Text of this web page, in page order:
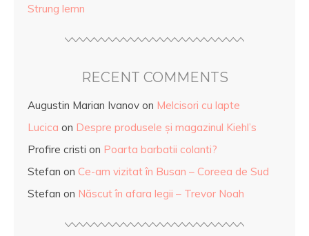
Strung lemn
RECENT COMMENTS
Augustin Marian Ivanov on Melcisori cu lapte
Lucica on Despre produsele și magazinul Kiehl’s
Profire cristi on Poarta barbatii colanti?
Stefan on Ce-am vizitat în Busan – Coreea de Sud
Stefan on Născut în afara legii – Trevor Noah